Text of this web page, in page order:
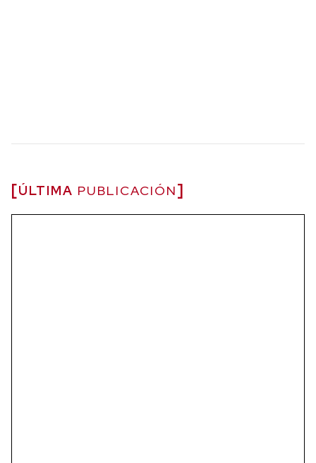
ÚLTIMA PUBLICACIÓN